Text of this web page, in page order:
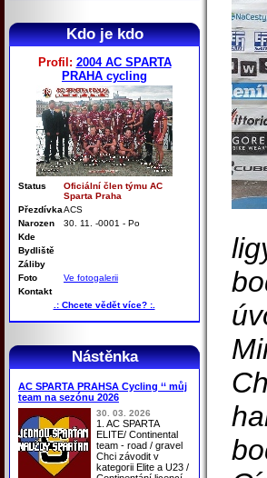
Kdo je kdo
Profil: 2004 AC SPARTA
PRAHA cycling
Status
Oficiální člen týmu AC
Sparta Praha
PřezdívkaACS
Narozen
30. 11. -0001 - Po
Kde
Bydliště
Záliby
Foto
Ve fotogalerii
Kontakt
.: Chcete vědět více? :.
Nástěnka
AC SPARTA PRAHSA Cycling ‘‘ můj
team na sezónu 2026
30. 03. 2026
1. AC SPARTA
ELITE/ Continental
team - road / gravel
Chci závodit v
kategorii Elite a U23 /